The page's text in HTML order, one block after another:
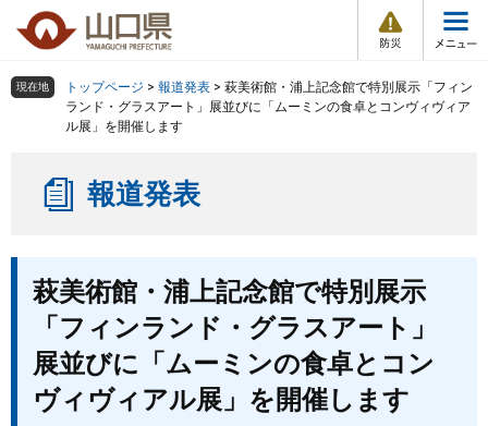
の
ー
情
報
メ
ュ
組織で探す
くらし・環境
健康・福祉
教育・文化・スポーツ
検索の仕方 組織で探す
現在地 トップページ > 報道発表 > 萩美術館・浦上記念館で特別展示「フィン
ランド・グラスアート」展並びに「ムーミンの食卓とコンヴィヴィア
ル展」を開催します
報道発表
萩美術館・浦上記念館で特別展示
「フィンランド・グラスアート」
展並びに「ムーミンの食卓とコン
ヴィヴィアル展」を開催します